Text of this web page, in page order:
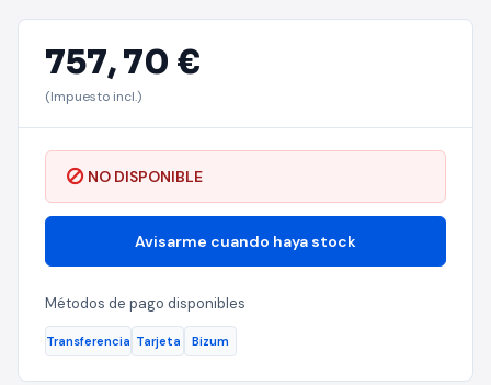
757,70 €
(Impuesto incl.)
NO DISPONIBLE
Avisarme cuando haya stock
Métodos de pago disponibles
Transferencia Tarjeta Bizum